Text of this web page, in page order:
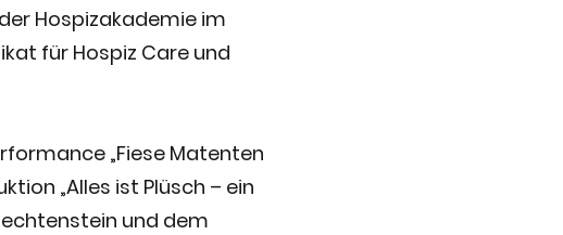
Hospizakademie im
für Hospiz Care und
„Fiese Matenten
„Alles ist Plüsch – ein
und dem